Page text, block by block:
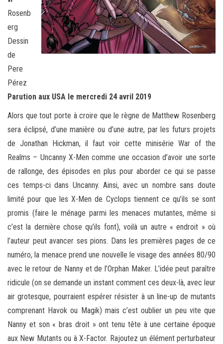
Rosenb
erg
Dessin
de
Pere
Pérez
Parution aux USA le mercredi 24 avril 2019
Alors que tout porte à croire que le règne de Matthew Rosenberg
sera éclipsé, d’une manière ou d’une autre, par les futurs projets
de Jonathan Hickman, il faut voir cette minisérie War of the
Realms – Uncanny X-Men comme une occasion d’avoir une sorte
de rallonge, des épisodes en plus pour aborder ce qui se passe
ces temps-ci dans Uncanny. Ainsi, avec un nombre sans doute
limité pour que les X-Men de Cyclops tiennent ce qu’ils se sont
promis (faire le ménage parmi les menaces mutantes, même si
c’est la dernière chose qu’ils font), voilà un autre « endroit » où
l’auteur peut avancer ses pions. Dans les premières pages de ce
numéro, la menace prend une nouvelle le visage des années 80/90
avec le retour de Nanny et de l’Orphan Maker. L’idée peut paraître
ridicule (on se demande un instant comment ces deux-là, avec leur
air grotesque, pourraient espérer résister à un line-up de mutants
comprenant Havok ou Magik) mais c’est oublier un peu vite que
Nanny et son « bras droit » ont tenu tête à une certaine époque
aux New Mutants ou à X-Factor. Rajoutez un élément perturbateur